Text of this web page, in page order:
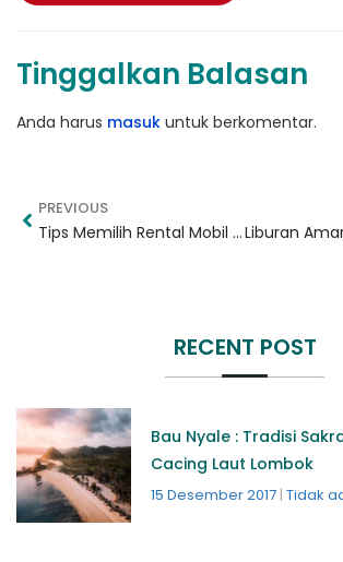
Tinggalkan Balasan
Anda harus masuk untuk berkomentar.
PREVIOUS
Tips Memilih Rental Mobil : Jangan Asal Pilih!
RECENT POST
Bau Nyale : Tradisi
Cacing Laut Lombok
15 Desember 2017 Tidak